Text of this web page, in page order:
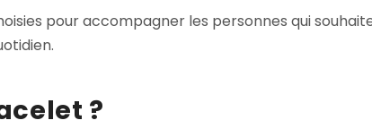
pour accompagner les personnes qui
?